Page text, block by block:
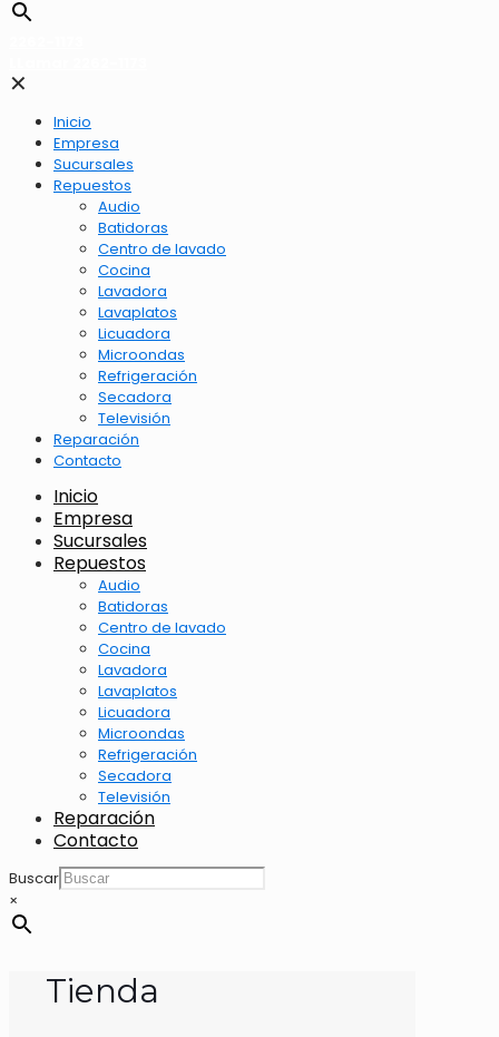
✕
Inicio
Empresa
Sucursales
Repuestos
Audio
Batidoras
Centro de lavado
Cocina
Lavadora
Lavaplatos
Licuadora
Microondas
Refrigeración
Secadora
Televisión
Reparación
Contacto
Inicio
Empresa
Sucursales
Repuestos
Audio
Batidoras
Centro de lavado
Cocina
Lavadora
Lavaplatos
Licuadora
Microondas
Refrigeración
Secadora
Televisión
Reparación
Contacto
Buscar
×
Tienda